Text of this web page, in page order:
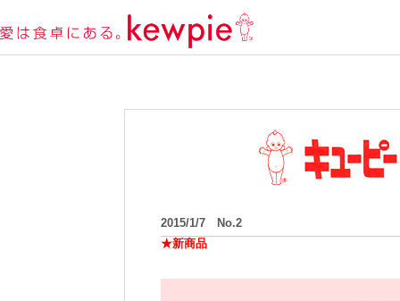
2015/1/7 No.2
★新商品